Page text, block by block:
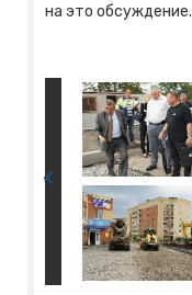
на это обсуждение.